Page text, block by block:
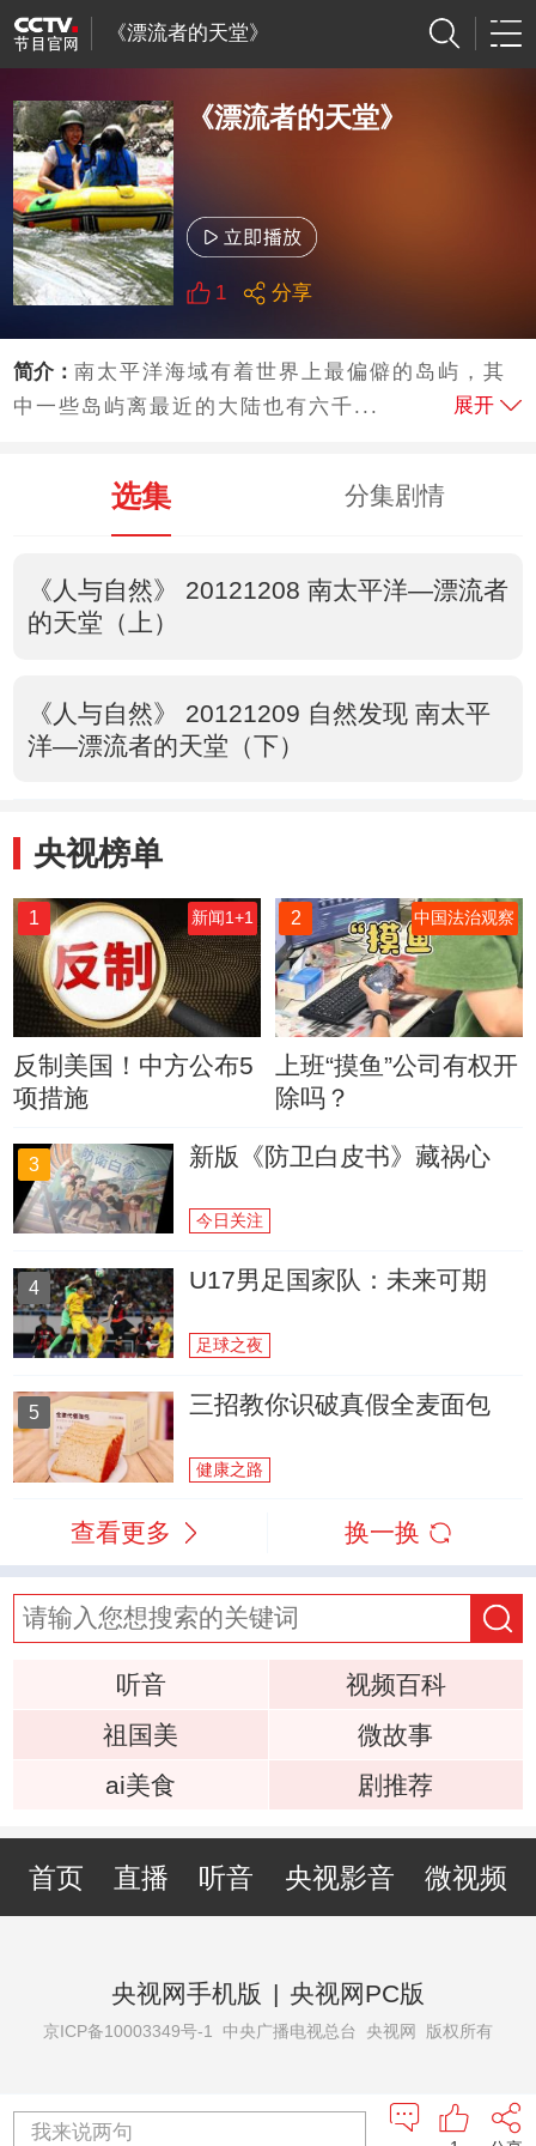
《漂流者的天堂》
《漂流者的天堂》
1 分享
简介：南太平洋海域有着世界上最偏僻的岛屿，其
中一些岛屿离最近的大陆也有六千...
展开
选集 分集剧情
《人与自然》 20121208 南太平洋—漂流者
的天堂（上）
《人与自然》 20121209 自然发现 南太平
洋—漂流者的天堂（下）
央视榜单
1 新闻1+1
反制美国！中方公布5
项措施
2 中国法治观察
上班“摸鱼”公司有权开
除吗？
3 新版《防卫白皮书》藏祸心
今日关注
4 U17男足国家队：未来可期
足球之夜
5 三招教你识破真假全麦面包
健康之路
查看更多 换一换
听音
视频百科
祖国美
微故事
ai美食
剧推荐
首页 直播 听音 央视影音 微视频
央视网手机版 | 央视网PC版
京ICP备10003349号-1 中央广播电视总台 央视网 版权所有
我来说两句